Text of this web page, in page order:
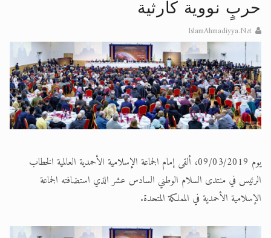
الحجّ.. دلالات، حِكم، وأهداف >> المزيد
اقرأ هذا المقال في أهمية عيد
حربٍ نووية كارثية
IslamAhmadiyya.Net
يوم 09/03/2019، ألقى إمام الجماعة الإسلامية الأحمدية العالمية الخطاب
الرئيس في منتدى السلام الوطني السادس عشر الذي استضافته الجماعة
الإسلامية الأحمدية في المملكة المتحدة.